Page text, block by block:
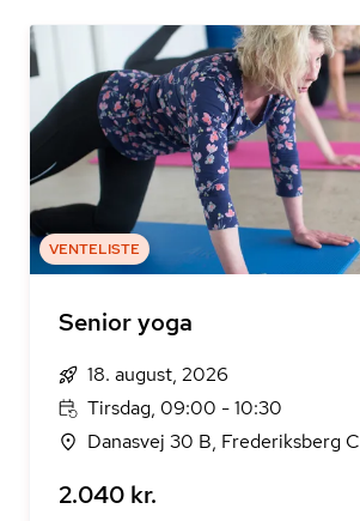
VENTELISTE
Senior yoga
18. august, 2026
Tirsdag, 09:00 - 10:30
Danasvej 30 B, Frederiksberg C
2.040 kr.